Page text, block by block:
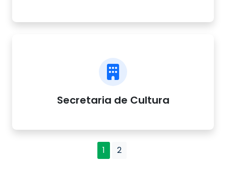
Secretaria de Cultura
1 2